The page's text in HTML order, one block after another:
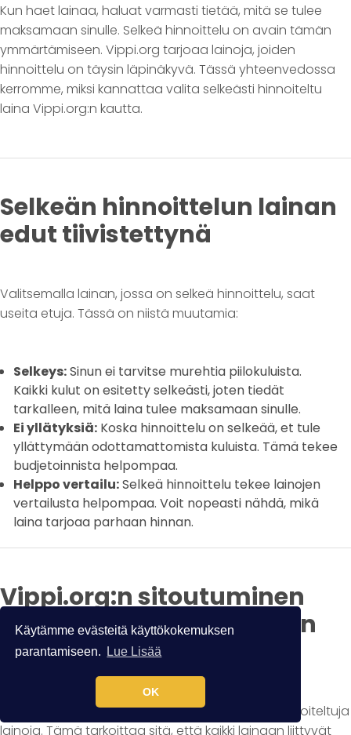
Käytämme evästeitä käyttökokemuksen
parantamiseen.
Lue Lisää
OK
Kun haet lainaa, haluat varmasti tietää, mitä se tulee
maksamaan sinulle. Selkeä hinnoittelu on avain tämän
ymmärtämiseen. Vippi.org tarjoaa lainoja, joiden
hinnoittelu on täysin läpinäkyvä. Tässä yhteenvedossa
kerromme, miksi kannattaa valita selkeästi hinnoiteltu
laina Vippi.org:n kautta.
Selkeän hinnoittelun lainan
edut tiivistettynä
Valitsemalla lainan, jossa on selkeä hinnoittelu, saat
useita etuja. Tässä on niistä muutamia:
Selkeys:Sinun ei tarvitse murehtia piilokuluista.
Kaikki kulut on esitetty selkeästi, joten tiedät
tarkalleen, mitä laina tulee maksamaan sinulle.
Ei yllätyksiä: Koska hinnoittelu on selkeää, et tule
yllättymään odottamattomista kuluista. Tämä tekee
budjetoinnista helpompaa.
Helppo vertailu:Selkeä hinnoittelu tekee lainojen
vertailusta helpompaa. Voit nopeasti nähdä, mikä
laina tarjoaa parhaan hinnan.
Vippi.org:n sitoutuminen
reiluun ja selkeään lainan
hinnoitteluun
Vippi.org on sitoutunut tarjoamaan selkeästi hinnoiteltuja
lainoja. Tämä tarkoittaa sitä, että kaikki lainaan liittyvät